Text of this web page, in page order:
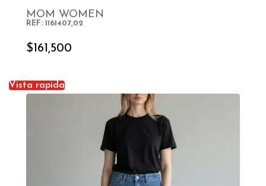
MOM WOMEN
REF: 1161407,02
$ 161,500
Vista rapida